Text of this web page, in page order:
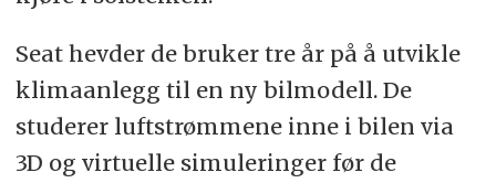
Seat hevder de bruker tre år på å utvikle
klimaanlegg til en ny bilmodell. De
studerer luftstrømmene inne i bilen via
3D og virtuelle simuleringer før de